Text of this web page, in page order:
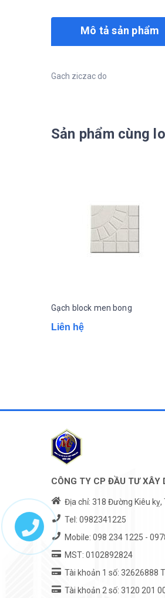
Mô tả sản phẩm
Gach ziczac do
Sản phẩm cùng
Gạch block men bong
Liên hệ
CÔNG TY CP ĐẦU TƯ XÂY
Địa chỉ: 318 Đường Kiêu kỵ,
Tel: 0982341225
Mobile: 098 234 1225 -
MST: 0102892824
Tài khoản 1 số: 32626888
Tài khoản 2 số: 3120 201